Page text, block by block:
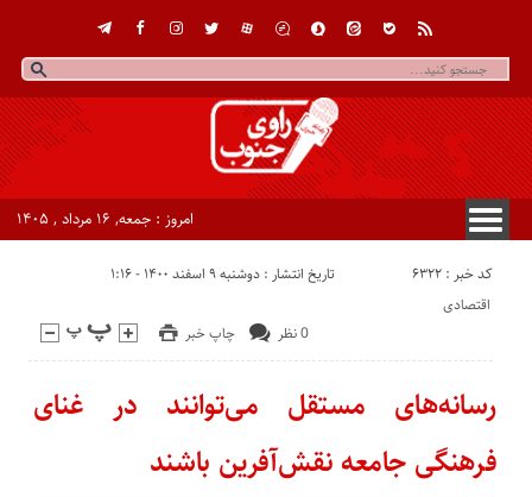
امروز : جمعه, ۱۶ مرداد , ۱۴۰۵
کد خبر : 6322 تاریخ انتشار : دوشنبه ۹ اسفند ۱۴۰۰ - ۱:۱۶
چاپ خبر 0 نظر
اقتصادی
رسانه‌های مستقل می‌توانند در غنای
فرهنگی جامعه نقش‌آفرین باشند